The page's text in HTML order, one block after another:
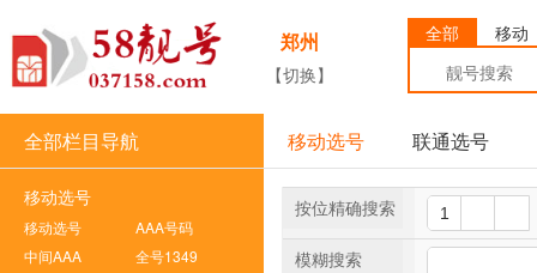
郑州
【切换】
全部 移动
全部栏目导航 移动选号 联通选号
移动选号
移动选号
AAA号码
中间AAA
全号1349
按位精确搜索
模糊搜索